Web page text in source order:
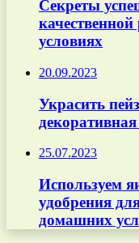
Секреты
условиях
20.09.2023
Украсить
25.07.2023
Используем
удобрения
домашних